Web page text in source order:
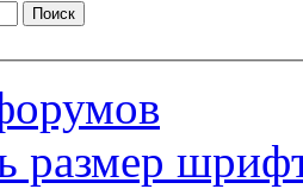
размер